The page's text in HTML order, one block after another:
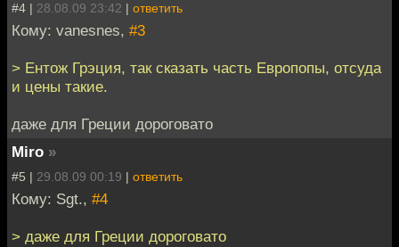
#4 | 28.08.09 23:42 | ответить
Кому: vanesnes, #3
> Ентож Грэция, так сказать часть Европопы, отсуда
и цены такие.
даже для Греции дороговато
Miro »
#5 | 29.08.09 00:19 | ответить
Кому: Sgt., #4
> даже для Греции дороговато